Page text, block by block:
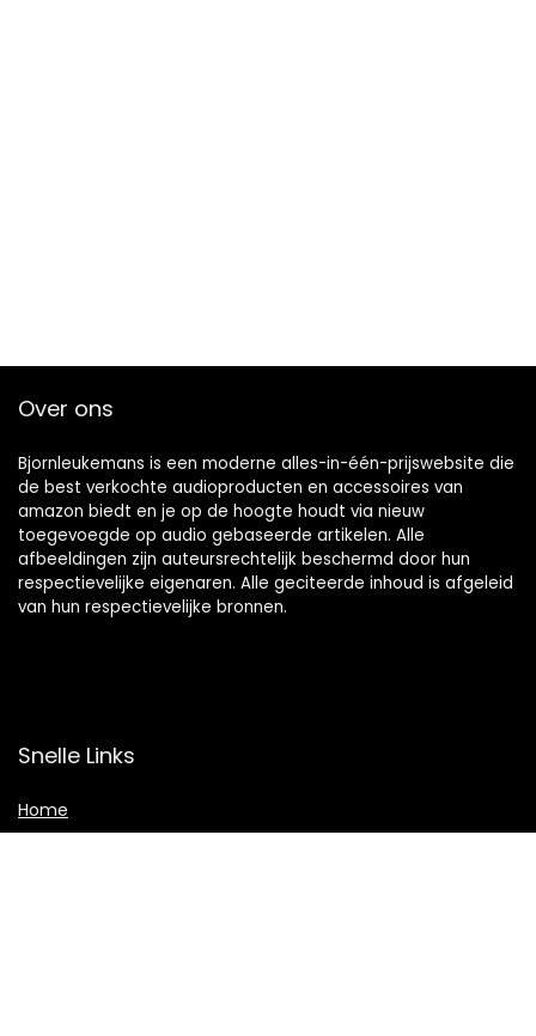
Over ons
Bjornleukemans is een moderne alles-in-één-prijswebsite die
de best verkochte audioproducten en accessoires van
amazon biedt en je op de hoogte houdt via nieuw
toegevoegde op audio gebaseerde artikelen. Alle
afbeeldingen zijn auteursrechtelijk beschermd door hun
respectievelijke eigenaren. Alle geciteerde inhoud is afgeleid
van hun respectievelijke bronnen.
Snelle Links
Home